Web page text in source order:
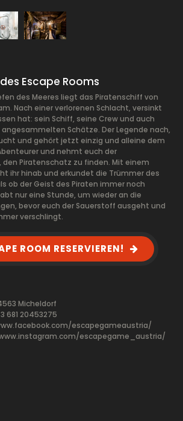
Escape Rooms
des Meeres liegt das Piratenschiff von
Nach einer verlorenen Schlacht, versinkt
hat: sein Schiff, seine Crew und auch
angesammelten Schätze. Der Legende nach,
und gehört jetzt einzig und alleine dem
und nehmt euch der
den Piratenschatz zu finden. Mit einem
ihr hinab und erkundet die Trümmer des
ob der Geist des Piraten immer noch
nur eine Stunde, um wieder an die
bevor euch der Sauerstoff ausgeht und
verschlingt.
ROOM RESERVIEREN!
Micheldorf
681 20453275
escapegameaustria/
escapegame_austria/